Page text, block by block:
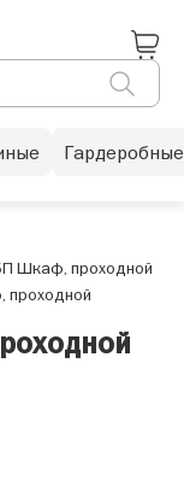
Гардеробные
Шкаф, проходной